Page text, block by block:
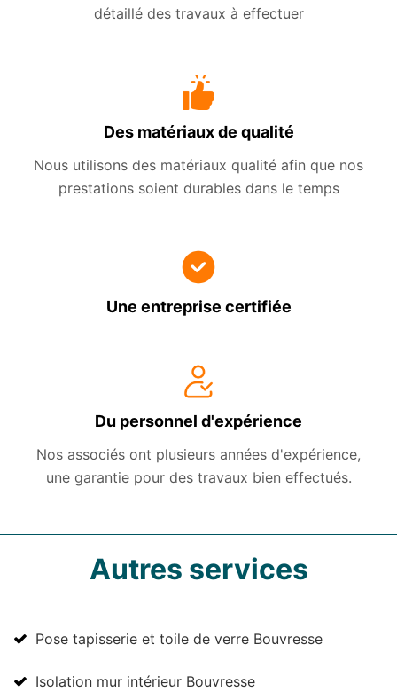
détaillé des travaux à effectuer
Des matériaux de qualité
Nous utilisons des matériaux qualité afin que nos
prestations soient durables dans le temps
Une entreprise certifiée
Du personnel d'expérience
Nos associés ont plusieurs années d'expérience,
une garantie pour des travaux bien effectués.
Autres services
Pose tapisserie et toile de verre Bouvresse
Isolation mur intérieur Bouvresse